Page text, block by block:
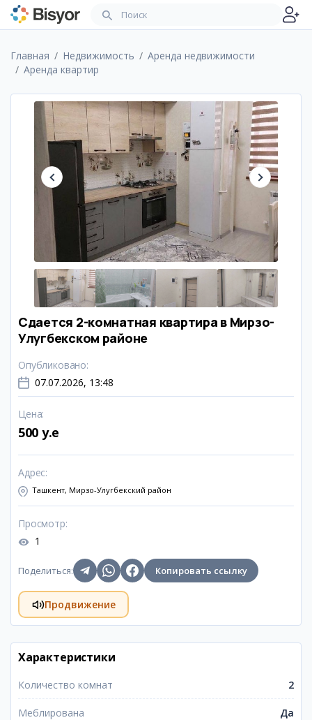
Главная Недвижимость
Аренда недвижимости
Аренда квартир
Сдается 2-комнатная квартира в Мирзо-
Улугбекском районе
Опубликовано:
07.07.2026, 13:48
Цена:
500 y.e
Адрес:
Ташкент, Мирзо-Улугбекский район
Просмотр:
1
Поделиться: Копировать ссылку
Продвижение
Характеристики
Количество комнат 2
Меблирована Да